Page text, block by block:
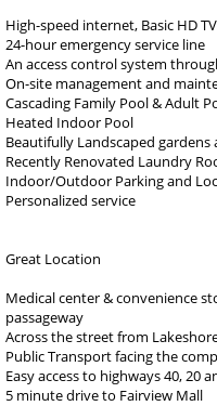
High-speed internet, Basic HD
24-hour emergency service line
An access control system
On-site management and
Cascading Family Pool & Adult
Heated Indoor Pool
Beautifully Landscaped
Recently Renovated Laundry
Indoor/Outdoor Parking and
Personalized service
Great Location
Medical center & convenience
passageway
Across the street from
Public Transport facing the
Easy access to highways 40, 20
5 minute drive to Fairview Mall